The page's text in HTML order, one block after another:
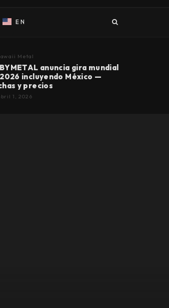
EN
Metal
anuncia gira mundial
incluyendo México —
y precios
1, 2026